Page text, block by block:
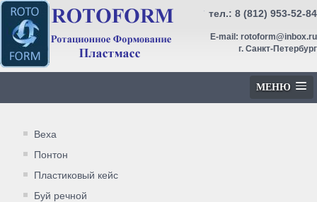
тел.: 8 (812) 953-52-84
E-mail: rotoform@inbox.ru
г. Санкт-Петербург
МЕНЮ
Веха
Понтон
Пластиковый кейс
Буй речной